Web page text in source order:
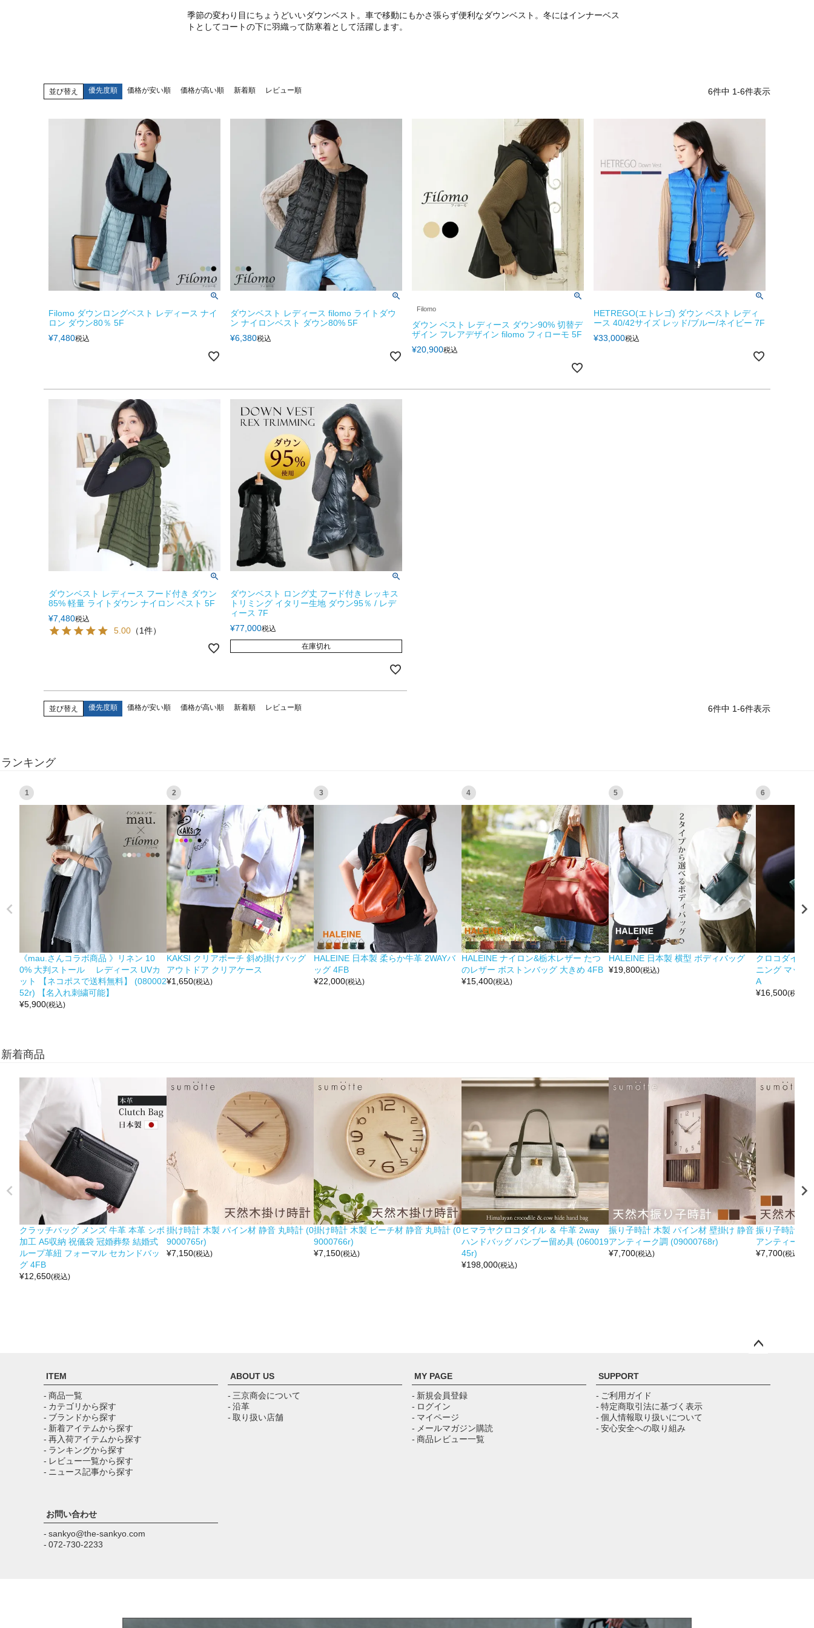
季節の変わり目にちょうどいいダウンベスト。車で移動にもかさ張らず便利なダウンベスト。冬にはインナーベス
トとしてコートの下に羽織って防寒着として活躍します。
並び替え 優先度順 価格が安い順 価格が高い順 新着順 レビュー順 6件中 1-6件表示
Filomo ダウンロングベスト レディース ナイ
ロン ダウン80％ 5F
¥7,480税込
ダウンベスト レディース filomo ライトダウ
ン ナイロンベスト ダウン80% 5F
¥6,380税込
Filomo
ダウン ベスト レディース ダウン90% 切替デ
ザイン フレアデザイン filomo フィローモ 5F
¥20,900税込
HETREGO(エトレゴ) ダウン ベスト レディ
ース 40/42サイズ レッド/ブルー/ネイビー 7F
¥33,000税込
ダウンベスト レディース フード付き ダウン
85% 軽量 ライトダウン ナイロン ベスト 5F
¥7,480税込
5.00 （1件）
ダウンベスト ロング丈 フード付き レッキス
トリミング イタリー生地 ダウン95％ / レデ
ィース 7F
¥77,000税込
在庫切れ
並び替え 優先度順 価格が安い順 価格が高い順 新着順 レビュー順 6件中 1-6件表示
ランキング
1
《mau.さんコラボ商品 》リネン 10
0% 大判ストール レディース UVカ
ット 【ネコポスで送料無料】 (080002
52r) 【名入れ刺繍可能】
¥5,900(税込)
2
KAKSI クリアポーチ 斜め掛けバッグ
アウトドア クリアケース
¥1,650(税込)
3
HALEINE 日本製 柔らか牛革 2WAYバ
ッグ 4FB
¥22,000(税込)
4
HALEINE ナイロン&栃木レザー たつ
のレザー ボストンバッグ 大きめ 4FB
¥15,400(税込)
5
HALEINE 日本製 横型 ボディバッグ
¥19,800(税込)
6
クロコダイル
ニング マット
A
¥16,500(税込)
新着商品
クラッチバッグ メンズ 牛革 本革 シボ
加工 A5収納 祝儀袋 冠婚葬祭 結婚式
ループ革紐 フォーマル セカンドバッ
グ 4FB
¥12,650(税込)
掛け時計 木製 パイン材 静音 丸時計 (0
9000765r)
¥7,150(税込)
掛け時計 木製 ビーチ材 静音 丸時計 (0
9000766r)
¥7,150(税込)
ヒマラヤクロコダイル ＆ 牛革 2way
ハンドバッグ バンブー留め具 (060019
45r)
¥198,000(税込)
振り子時計 木製 パイン材 壁掛け 静音
アンティーク調 (09000768r)
¥7,700(税込)
振り子時計 木
アンティーク
¥7,700(税込)
ップ
ITEM
- 商品一覧
- カテゴリから探す
- ブランドから探す
- 新着アイテムから探す
- 再入荷アイテムから探す
- ランキングから探す
- レビュー一覧から探す
- ニュース記事から探す
ABOUT US
- 三京商会について
- 沿革
- 取り扱い店舗
MY PAGE
- 新規会員登録
- ログイン
- マイページ
- メールマガジン購読
- 商品レビュー一覧
SUPPORT
- ご利用ガイド
- 特定商取引法に基づく表示
- 個人情報取り扱いについて
- 安心安全への取り組み
お問い合わせ
- sankyo@the-sankyo.com
- 072-730-2233